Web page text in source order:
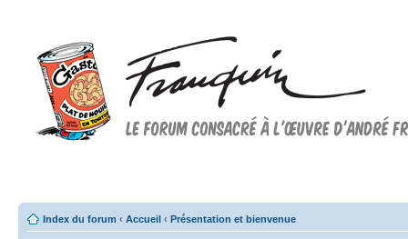
Index du forum ‹ Accueil ‹ Présentation et bienvenue